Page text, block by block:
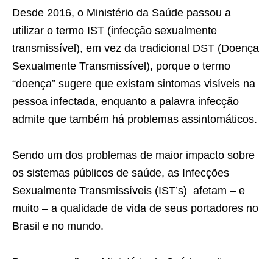
Desde 2016, o Ministério da Saúde passou a
utilizar o termo IST (infecção sexualmente
transmissível), em vez da tradicional DST (Doença
Sexualmente Transmissível), porque o termo
“doença” sugere que existam sintomas visíveis na
pessoa infectada, enquanto a palavra infecção
admite que também há problemas assintomáticos.
Sendo um dos problemas de maior impacto sobre
os sistemas públicos de saúde, as Infecções
Sexualmente Transmissíveis (IST’s) afetam – e
muito – a qualidade de vida de seus portadores no
Brasil e no mundo.